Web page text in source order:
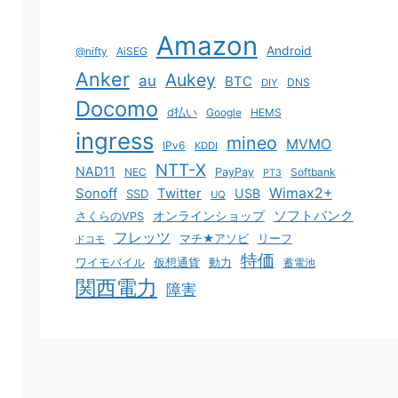
@nifty AiSEG Amazon Android
Anker au Aukey BTC DIY DNS
Docomo d払い Google HEMS
ingress IPv6 KDDI mineo MVMO
NAD11 NEC NTT-X PayPay PT3 Softbank
Sonoff SSD Twitter UQ USB Wimax2+
さくらのVPS オンラインショップ ソフトバンク
ドコモ フレッツ マチ★アソビ
リーフ
ワイモバイル
仮想通貨 動力 特価 蓄電池
関西電力 障害